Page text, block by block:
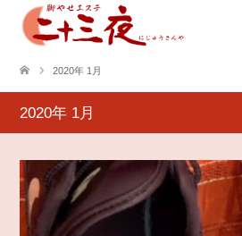
2020年 1月
2020年 1月